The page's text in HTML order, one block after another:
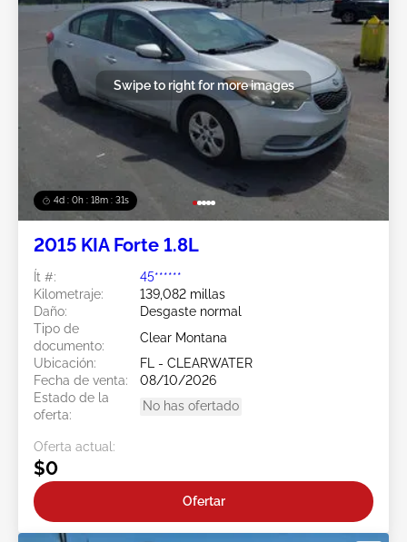
4d : 0h : 18m : 28s
Swipe to right for more images
2015 KIA Forte 1.8L
Ít #:
45******
Kilometraje:
139,082 millas
Daño:
Desgaste normal
Tipo de
documento:
Clear Montana
Ubicación:
FL - CLEARWATER
Fecha de venta:
08/10/2026
Estado de la
oferta:
No has ofertado
Oferta actual:
$0
Ofertar